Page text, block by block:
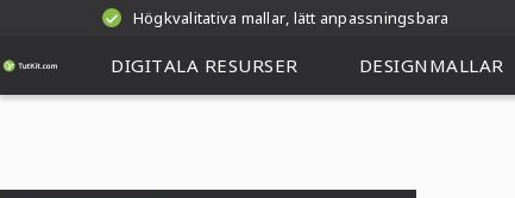
Högkvalitativa mallar, lätt anpassningsbara
DIGITALA RESURSER DESIGNMALLAR